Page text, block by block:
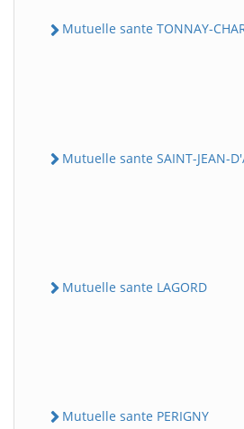
Mutuelle sante TONNAY-
Mutuelle sante SAINT-JEAN-
Mutuelle sante LAGORD
Mutuelle sante PERIGNY